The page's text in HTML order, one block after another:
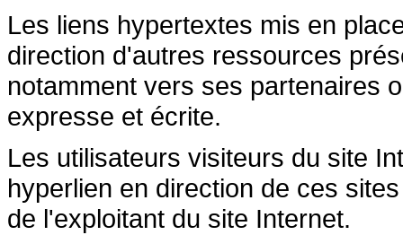
Les liens hypertextes mis en
direction d'autres ressources
notamment vers ses partenaires
expresse et écrite.
Les utilisateurs visiteurs du site
hyperlien en direction de ces
de l'exploitant du site Internet.